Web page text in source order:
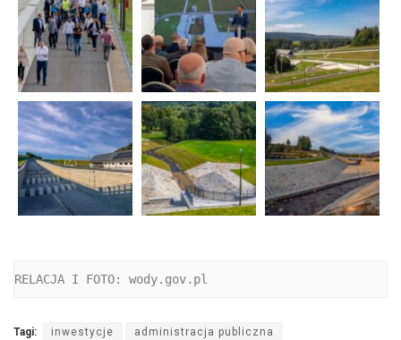
RELACJA I FOTO: wody.gov.pl
Tagi: inwestycje administracja publiczna